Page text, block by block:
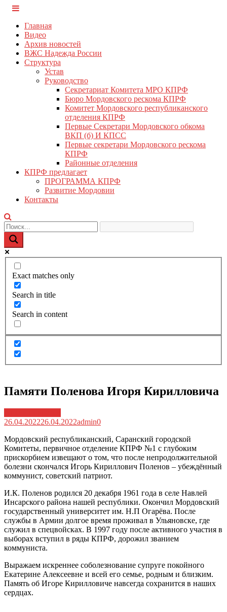
Перейти
содержимому
Главная
Видео
Архив новостей
ВЖС Надежда России
Структура
Устав
Руководство
Секретариат Комитета МРО КПРФ
Бюро Мордовского рескома КПРФ
Комитет Мордовского республиканского
отделения КПРФ
Первые Секретари Мордовского обкома
ВКП (б) И КПСС
Первые секретари Мордовского рескома
КПРФ
Районные отделения
КПРФ предлагает
ПРОГРАММА КПРФ
Развитие Мордовии
Контакты
Exact matches only
Search in title
Search in content
Памяти Поленова Игоря Кирилловича
26.04.202226.04.2022admin0
Мордовский республиканский, Саранский городской
Комитеты, первичное отделение КПРФ №1 с глубоким
прискорбием извещают о том, что после непродолжительной
болезни скончался Игорь Кириллович Поленов – убеждённый
коммунист, советский патриот.
И.К. Поленов родился 20 декабря 1961 года в селе Навлей
Инсарского района нашей республики. Окончил Мордовский
государственный университет им. Н.П Огарёва. После
службы в Армии долгое время проживал в Ульяновске, где
служил в спецвойсках. В 1997 году после активного участия в
выборах вступил в ряды КПРФ, дорожил званием
коммуниста.
Выражаем искреннее соболезнование супруге покойного
Екатерине Алексеевне и всей его семье, родным и близким.
Память об Игоре Кирилловиче навсегда сохранится в наших
сердцах.